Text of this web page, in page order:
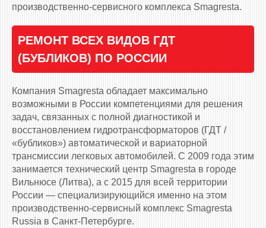
производственно-сервисного комплекса Smagresta.
РЕМОНТ ВСЕХ ВИДОВ ГДТ
(БУБЛИКОВ) ПО РОССИИ
Компания Smagresta обладает максимально
возможными в России компетенциями для решения
задач, связанных с полной диагностикой и
восстановлением гидротрансформаторов (ГДТ /
«бубликов») автоматической и вариаторной
трансмиссии легковых автомобилей. С 2009 года этим
занимается технический центр Smagresta в городе
Вильнюсе (Литва), а с 2015 для всей территории
России — специализирующийся именно на этом
производственно-сервисный комплекс Smagresta
Russia в Санкт-Петербурге.